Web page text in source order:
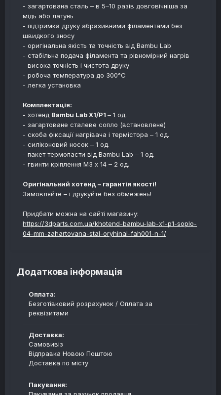
- загартована сталь – в 5–10 разів довговічніша за
мідь або латунь
- підтримка друку абразивними філаментами без
швидкого зносу
- оригінальна якість та точність від Bambu Lab
- стабільна подача філамента та рівномірний нагрів
- висока точність і чистота друку
- робоча температура до 300°C
- легка установка
Комплектація:
- хотенд Bambu Lab X1/P1 – 1 од.
- загартоване сталеве сопло (встановлене)
- скоба фіксації нагрівача і термістора – 1 од.
- силіконовий носок – 1 од.
- пакет термопасти від Bambu Lab – 1 од.
- гвинти кріплення М3 х 14 – 2 од.
Оригінальний хотенд – гарантія якості!
Замовляйте – і друкуйте без обмежень!
Придбати можна на сайті магазину:
https://3dparts.com.ua/khotend-bambu-lab-x1-p1-soplo-
04-mm-zahartovana-stal-oryhinal-fah001-n-1/
Додаткова інформація
Оплата:
Безготівковий розрахунок / Оплата за
реквізитами
Доставка:
Самовивіз
Відправка Новою Поштою
Доставка по місту
Пакування: